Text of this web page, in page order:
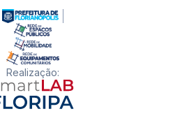
Realização: